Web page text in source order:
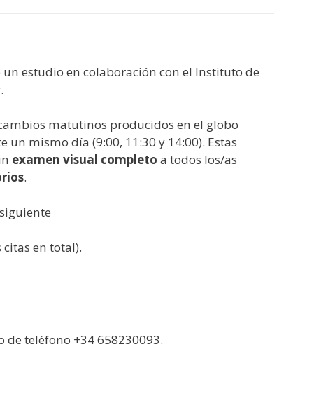
un estudio en colaboración con el Instituto de
matutinos producidos en el globo
mismo día (9:00, 11:30 y 14:00). Estas
examen visual completo a todos los/as
.
en total).
de teléfono +34 658230093.